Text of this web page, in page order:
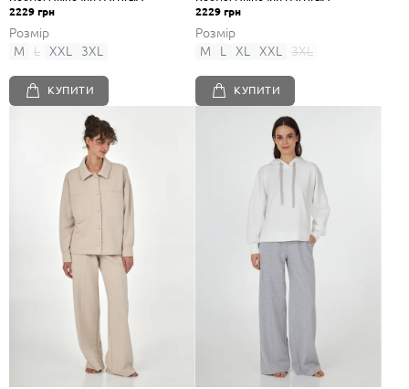
2229 грн
Розмір
M
L XXL 3XL
КУПИТИ
2229 грн
Розмір
M
L XL XXL 3XL
КУПИТИ